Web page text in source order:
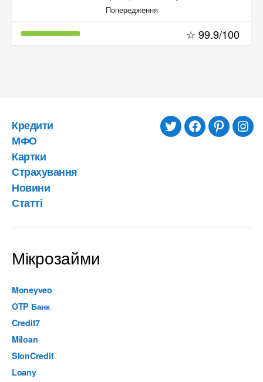
Попередження
☆ 99.9/100
Кредити
МФО
Картки
Страхування
Новини
Статті
twitterfacebookpinterest
Мікрозайми
Moneyveo
OTP Банк
Credit7
Miloan
SlonCredit
Loany